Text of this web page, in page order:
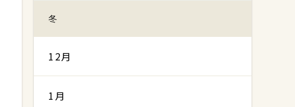
冬
12月
1月